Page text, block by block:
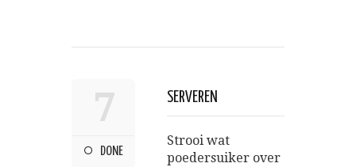
7
DONE
SERVEREN
Strooi wat
poedersuiker over